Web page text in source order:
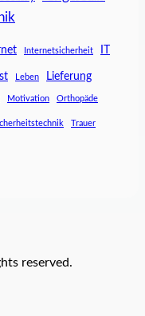
Internetsicherheit
Leben Lieferung
Motivation Orthopäde
Trauer
reserved.